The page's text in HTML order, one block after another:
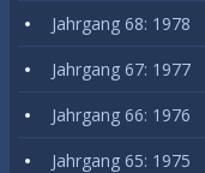
Jahrgang 68: 1978
Jahrgang 67: 1977
Jahrgang 66: 1976
Jahrgang 65: 1975